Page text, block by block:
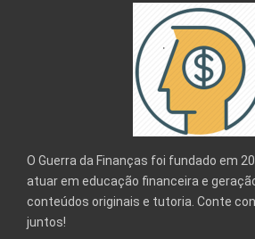
O Guerra da Finanças foi fundado em
atuar em educação financeira e
conteúdos originais e tutoria. Conte
juntos!